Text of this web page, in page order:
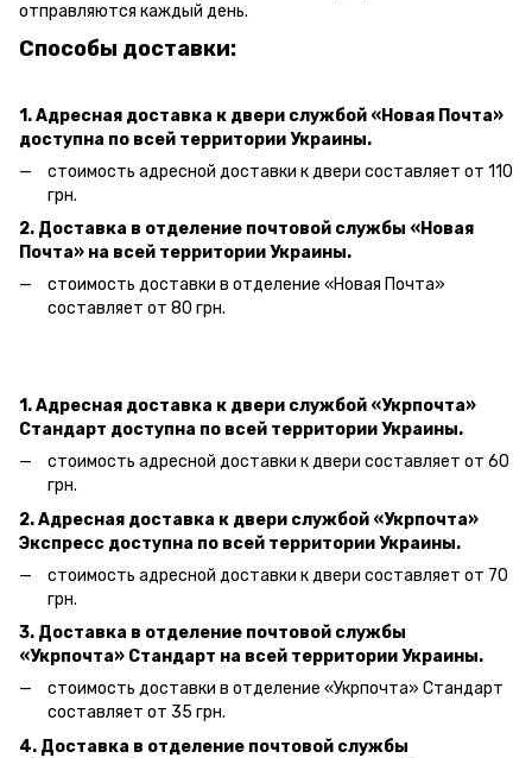
отправляются каждый день.
Способы доставки:
1. Адресная доставка к двери службой «Новая Почта»
доступна по всей территории Украины.
стоимость адресной доставки к двери составляет от 110
грн.
2. Доставка в отделение почтовой службы «Новая
Почта» на всей территории Украины.
стоимость доставки в отделение «Новая Почта»
составляет от 80 грн.
1. Адресная доставка к двери службой «Укрпочта»
Стандарт доступна по всей территории Украины.
стоимость адресной доставки к двери составляет от 60
грн.
2. Адресная доставка к двери службой «Укрпочта»
Экспресс доступна по всей территории Украины.
стоимость адресной доставки к двери составляет от 70
грн.
3. Доставка в отделение почтовой службы
«Укрпочта» Стандарт на всей территории Украины.
стоимость доставки в отделение «Укрпочта» Стандарт
составляет от 35 грн.
4. Доставка в отделение почтовой службы